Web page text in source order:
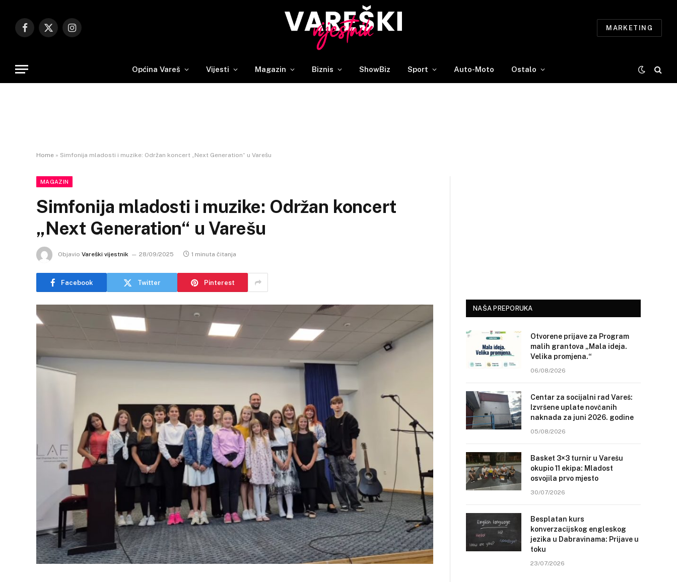
Facebook
X
Instagram
MARKETING
Općina Vareš Vijesti Magazin Biznis ShowBiz Sport Auto-Moto Ostalo
Home » Simfonija mladosti i muzike: Održan koncert „Next Generation“ u Varešu
MAGAZIN
Simfonija mladosti i muzike: Održan koncert
„Next Generation“ u Varešu
Objavio Vareški vijestnik 28/09/2025 1 minuta čitanja
Facebook Twitter Pinterest
NAŠA PREPORUKA
Otvorene prijave za Program
malih grantova „Mala ideja.
Velika promjena.“
06/08/2026
Centar za socijalni rad Vareš:
Izvršene uplate novčanih
naknada za juni 2026. godine
05/08/2026
Basket 3×3 turnir u Varešu
okupio 11 ekipa: Mladost
osvojila prvo mjesto
30/07/2026
Besplatan kurs
konverzacijskog engleskog
jezika u Dabravinama: Prijave u
toku
23/07/2026